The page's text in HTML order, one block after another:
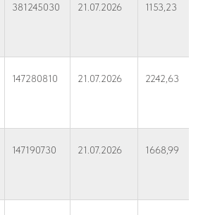
381245030 21.07.2026 1153,23
147280810 21.07.2026 2242,63
147190730 21.07.2026 1668,99